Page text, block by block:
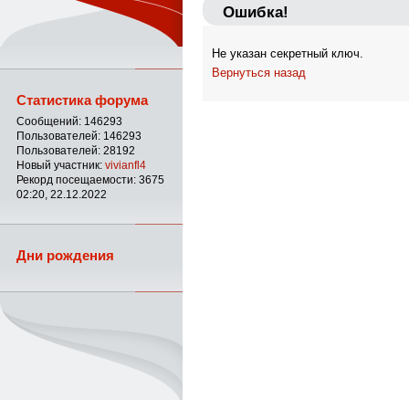
Ошибка!
Не указан секретный ключ.
Вернуться назад
Статистика форума
Сообщений: 146293
Пользователей: 146293
Пользователей: 28192
Новый участник: vivianfl4
Рекорд посещаемости: 3675
02:20, 22.12.2022
Дни рождения